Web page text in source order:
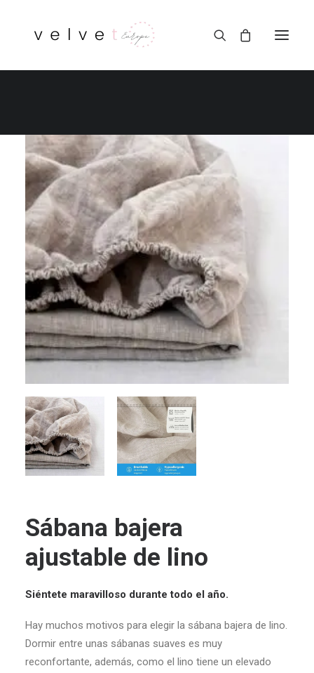
Sábana bajera
ajustable de lino
Siéntete maravilloso durante todo el año.
Hay muchos motivos para elegir la sábana bajera de lino.
Dormir entre unas sábanas suaves es muy
reconfortante, además, como el lino tiene un elevado